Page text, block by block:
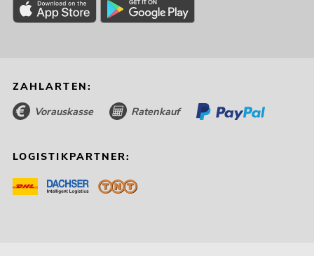
ZAHLARTEN:
Vorauskasse Ratenkauf
LOGISTIKPARTNER: